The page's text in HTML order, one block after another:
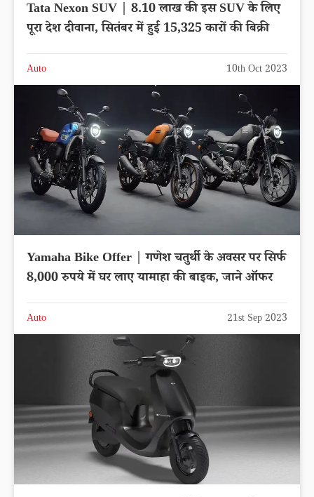
Tata Nexon SUV | 8.10 लाख की इस SUV के लिए
पूरा देश दीवाना, सितंबर में हुई 15,325 कारों की बिक्री
Auto 10th Oct 2023
Yamaha Bike Offer | गणेश चतुर्थी के अवसर पर सिर्फ
8,000 रुपये में घर लाए यामाहा की बाइक, जाने ऑफर
Auto 21st Sep 2023